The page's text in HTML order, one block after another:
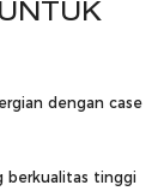
dengan case
berkualitas tinggi